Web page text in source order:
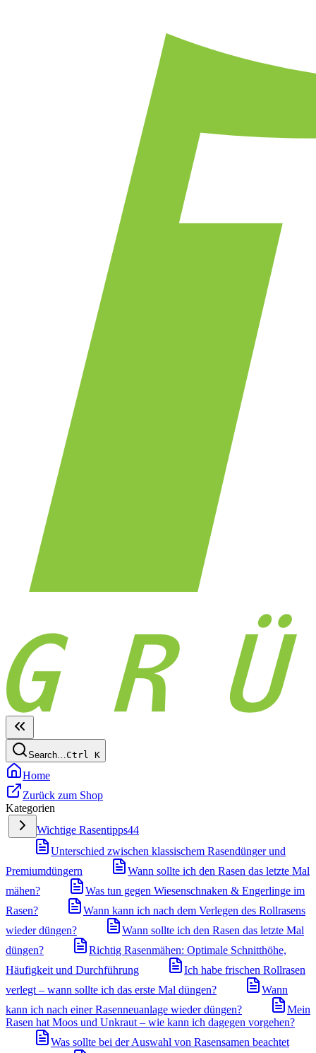
Search…Ctrl K
Home
Zurück zum Shop
Kategorien
Wichtige Rasentipps44
Unterschied zwischen klassischem Rasendünger und
Premiumdüngern
Wann sollte ich den Rasen das letzte Mal
mähen?
Was tun gegen Wiesenschnaken & Engerlinge im
Rasen?
Wann kann ich nach dem Verlegen des Rollrasens
wieder düngen?
Wann sollte ich den Rasen das letzte Mal
düngen?
Richtig Rasenmähen: Optimale Schnitthöhe,
Häufigkeit und Durchführung
Ich habe frischen Rollrasen
verlegt – wann sollte ich das erste Mal düngen?
Wann
kann ich nach einer Rasenneuanlage wieder düngen?
Mein
Rasen hat Moos und Unkraut – wie kann ich dagegen vorgehen?
Was sollte bei der Auswahl von Rasensamen beachtet